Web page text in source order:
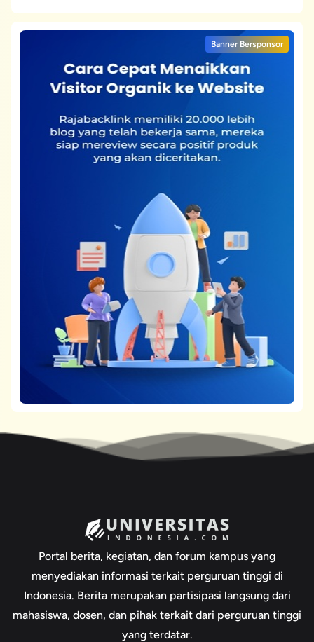
Banner Bersponsor
Portal berita, kegiatan, dan forum kampus yang
menyediakan informasi terkait perguruan tinggi di
Indonesia. Berita merupakan partisipasi langsung dari
mahasiswa, dosen, dan pihak terkait dari perguruan tinggi
yang terdatar.